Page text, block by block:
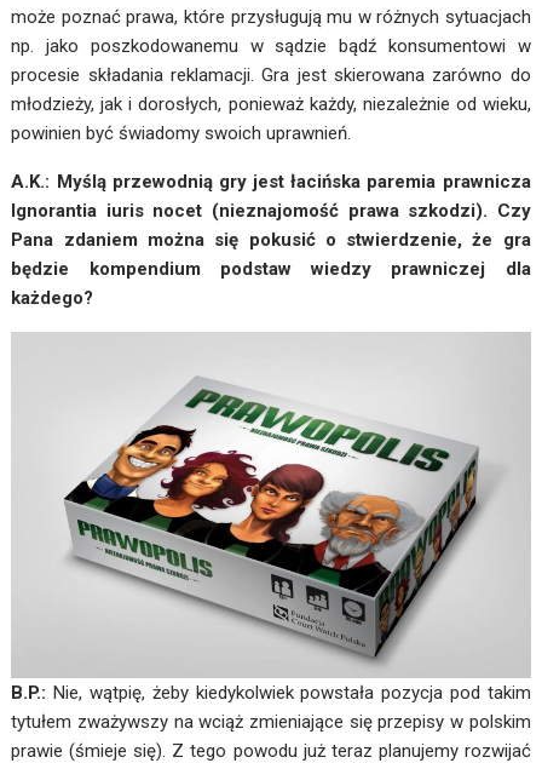
może poznać prawa, które przysługują mu w różnych sytuacjach
np. jako poszkodowanemu w sądzie bądź konsumentowi w
procesie składania reklamacji. Gra jest skierowana zarówno do
młodzieży, jak i dorosłych, ponieważ każdy, niezależnie od wieku,
powinien być świadomy swoich uprawnień.
A.K.: Myślą przewodnią gry jest łacińska paremia prawnicza
Ignorantia iuris nocet (nieznajomość prawa szkodzi). Czy
Pana zdaniem można się pokusić o stwierdzenie, że gra
będzie kompendium podstaw wiedzy prawniczej dla
każdego?
B.P.: Nie, wątpię, żeby kiedykolwiek powstała pozycja pod takim
tytułem zważywszy na wciąż zmieniające się przepisy w polskim
prawie (śmieje się). Z tego powodu już teraz planujemy rozwijać